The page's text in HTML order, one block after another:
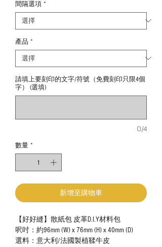
間隔選項 *
產品 *
請填上要刻印的文字/符號（免費刻印只限4個
字） (選填)
0/4
數量 *
新增至購物車
【好好縫】散紙包 皮革D.I.Y材料包
呎吋：約96mm (W) x 76mm (H) x 40mm (D)
選料：意大利/法國製植鞣牛皮